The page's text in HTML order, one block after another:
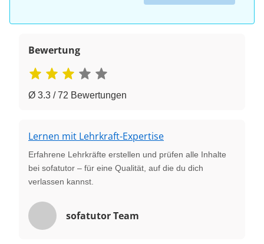
Bewertung
Ø 3.3 / 72 Bewertungen
Lernen mit Lehrkraft-Expertise
Erfahrene Lehrkräfte erstellen und prüfen alle Inhalte
bei sofatutor – für eine Qualität, auf die du dich
verlassen kannst.
sofatutor Team